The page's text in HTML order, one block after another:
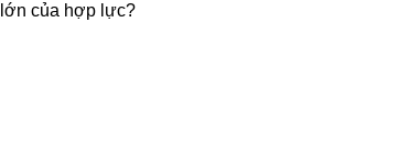
lớn của hợp lực?